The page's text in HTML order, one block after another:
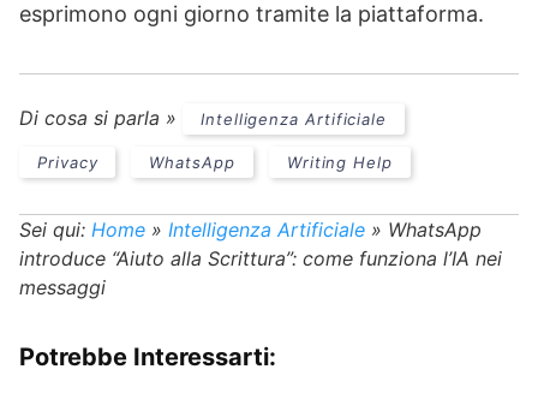
esprimono ogni giorno tramite la piattaforma.
Di cosa si parla » Intelligenza Artificiale
Privacy WhatsApp Writing Help
Sei qui: Home » Intelligenza Artificiale » WhatsApp
introduce “Aiuto alla Scrittura”: come funziona l’IA nei
messaggi
Potrebbe Interessarti: